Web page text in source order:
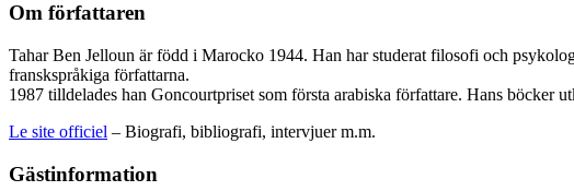
Om författaren
Tahar Ben Jelloun är född i Marocko 1944. Han har studerat filosofi och
franskspråkiga författarna.
1987 tilldelades han Goncourtpriset som första arabiska författare. Hans böcker
Le site officiel – Biografi, bibliografi, intervjuer m.m.
Gästinformation